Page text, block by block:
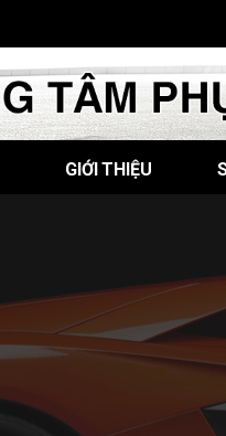
GIỚI THIỆU